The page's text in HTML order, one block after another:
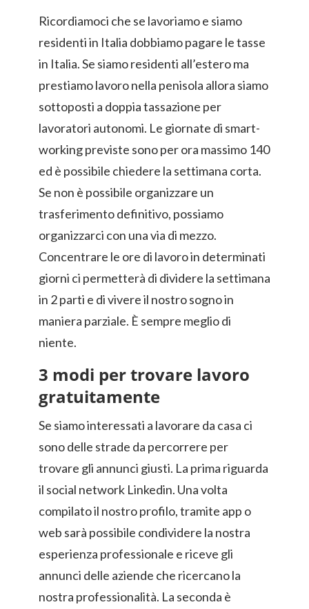
Ricordiamoci che se lavoriamo e siamo
residenti in Italia dobbiamo pagare le tasse
in Italia. Se siamo residenti all’estero ma
prestiamo lavoro nella penisola allora siamo
sottoposti a doppia tassazione per
lavoratori autonomi. Le giornate di smart-
working previste sono per ora massimo 140
ed è possibile chiedere la settimana corta.
Se non è possibile organizzare un
trasferimento definitivo, possiamo
organizzarci con una via di mezzo.
Concentrare le ore di lavoro in determinati
giorni ci permetterà di dividere la settimana
in 2 parti e di vivere il nostro sogno in
maniera parziale. È sempre meglio di
niente.
3 modi per trovare lavoro
gratuitamente
Se siamo interessati a lavorare da casa ci
sono delle strade da percorrere per
trovare gli annunci giusti. La prima riguarda
il social network Linkedin. Una volta
compilato il nostro profilo, tramite app o
web sarà possibile condividere la nostra
esperienza professionale e riceve gli
annunci delle aziende che ricercano la
nostra professionalità. La seconda è